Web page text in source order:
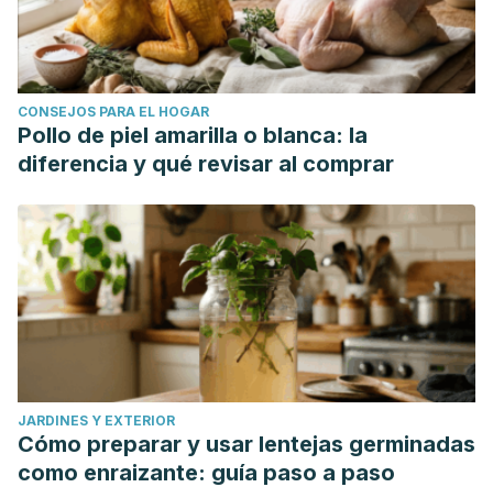
CONSEJOS PARA EL HOGAR
Pollo de piel amarilla o blanca: la
diferencia y qué revisar al comprar
JARDINES Y EXTERIOR
Cómo preparar y usar lentejas germinadas
como enraizante: guía paso a paso